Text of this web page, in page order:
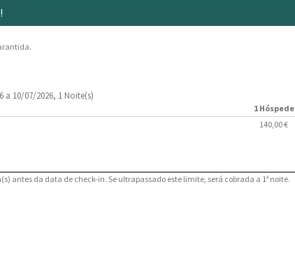
10/07/2026, 1 Noite(s)
1 Hóspede
140,00 €
antes da data de check-in. Se ultrapassado este limite, será cobrada a 1ª noite.